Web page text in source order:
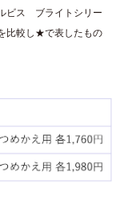
ビス ブライトシリー
比較し★で表したもの